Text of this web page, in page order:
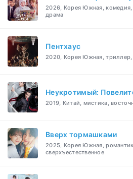
2026, Корея Южная,
драма
Пентхаус
2020, Корея Южная,
Неукротимый:
2019, Китай, мистика,
Вверх тормашками
2025, Корея Южная,
сверхъестественное